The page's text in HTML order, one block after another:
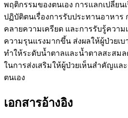
พฤติกรรมของตนเอง การแลกเปลี่ยน
ปฏิบัติตนเรื่องการรับประทานอาหาร
คลายความเครียด และการรับรู้ความ
ความรุนแรงมากขึ้น ส่งผลให้ผู้ป่วยเ
ทำให้ระดับน้ำตาลและน้ำตาลสะสม
ในการส่งเสริมให้ผู้ป่วยเห็นสำคัญแล
ตนเอง
เอกสารอ้างอิง